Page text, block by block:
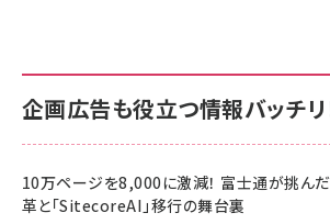
企画広告も役立つ情報バッチリ
10万ページを8,000に激減！ 富士通が挑ん
革と「SitecoreAI」移行の舞台裏